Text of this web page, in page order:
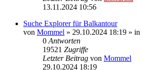
13.11.2024 10:56
Suche Explorer für Balkantour
von Mommel » 29.10.2024 18:19 » in
0 Antworten
19521 Zugriffe
Letzter Beitrag von Mommel
29.10.2024 18:19